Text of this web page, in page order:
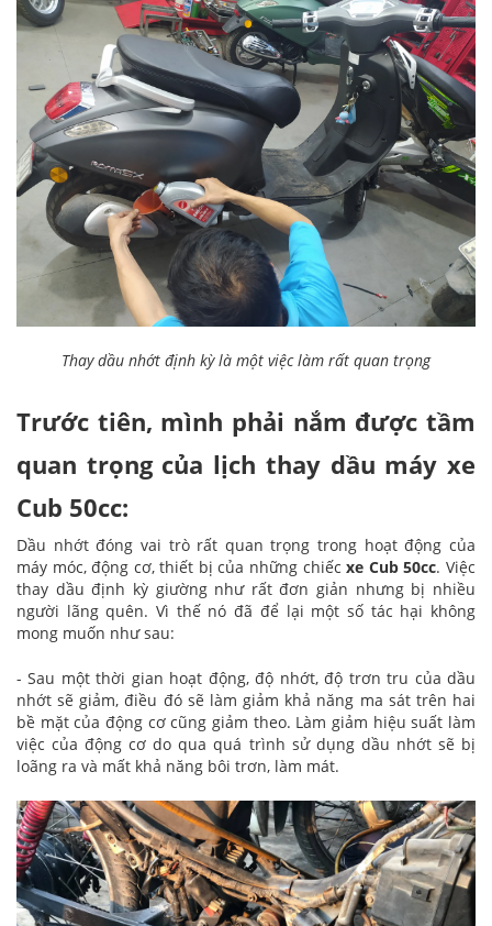
Thay dầu nhớt định kỳ là một việc làm rất quan trọng
Trước tiên, mình phải nắm được tầm
quan trọng của lịch thay dầu máy xe
Cub 50cc:
Dầu nhớt đóng vai trò rất quan trọng trong hoạt động của
máy móc, động cơ, thiết bị của những chiếcxe Cub 50cc. Việc
thay dầu định kỳ giường như rất đơn giản nhưng bị nhiều
người lãng quên. Vì thế nó đã để lại một số tác hại không
mong muốn như sau:
- Sau một thời gian hoạt động, độ nhớt, độ trơn tru của dầu
nhớt sẽ giảm, điều đó sẽ làm giảm khả năng ma sát trên hai
bề mặt của động cơ cũng giảm theo. Làm giảm hiệu suất làm
việc của động cơ do qua quá trình sử dụng dầu nhớt sẽ bị
loãng ra và mất khả năng bôi trơn, làm mát.